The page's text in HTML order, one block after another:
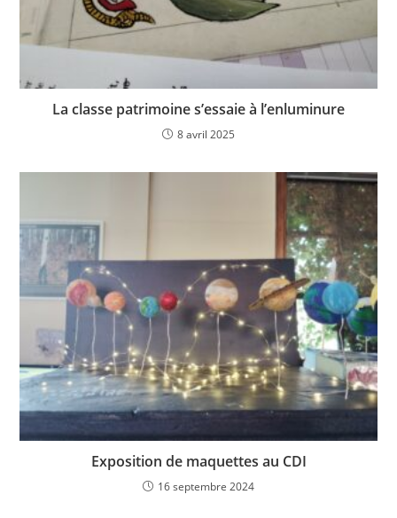
La classe patrimoine s’essaie à l’enluminure
8 avril 2025
Exposition de maquettes au CDI
16 septembre 2024